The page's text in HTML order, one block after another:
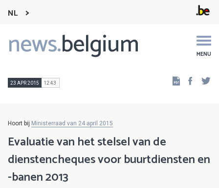
NL
news.belgium MENU
Main
navigation
23 APR 2015 12:43
Hoort bij Ministerraad van 24 april 2015
Evaluatie van het stelsel van de
dienstencheques voor buurtdiensten en
-banen 2013